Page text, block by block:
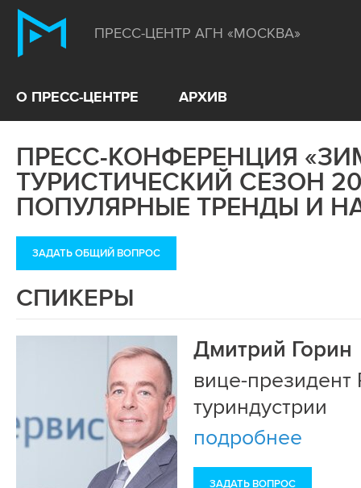
ПРЕСС-ЦЕНТР АГН «МОСКВА»
О ПРЕСС-ЦЕНТРЕ АРХИВ
ПРЕСС-КОНФЕРЕНЦИЯ
ТУРИСТИЧЕСКИЙ СЕЗОН
ПОПУЛЯРНЫЕ ТРЕНДЫ И
ЗАДАТЬ ОБЩИЙ ВОПРОС
СПИКЕРЫ
Дмитрий Горин
вице-президент
туриндустрии
подробнее
ЗАДАТЬ ВОПРОС